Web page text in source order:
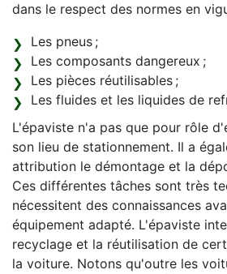
dans le respect des normes en
Les pneus ;
Les composants dangereux ;
Les pièces réutilisables ;
Les fluides et les liquides de
L'épaviste n'a pas que pour rôle
son lieu de stationnement. Il a
attribution le démontage et la
Ces différentes tâches sont très
nécessitent des connaissances
équipement adapté. L'épaviste
recyclage et la réutilisation de
la voiture. Notons qu'outre les